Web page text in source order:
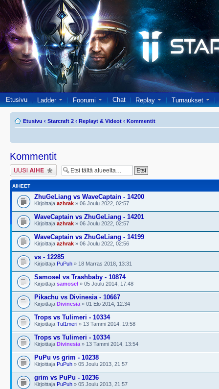
Etusivu Ladder Foorumi Chat Replay Turnaukset
Etusivu ‹ Starcraft 2 ‹ Replayt & Videot ‹ Kommentit
Kommentit
Lähetä uusi viesti
AIHEET
ZhuGeLiang vs WaveCaptain - 14200
Kirjoittaja azhrak » 06 Joulu 2022, 02:57
WaveCaptain vs ZhuGeLiang - 14201
Kirjoittaja azhrak » 06 Joulu 2022, 02:57
WaveCaptain vs ZhuGeLiang - 14199
Kirjoittaja azhrak » 06 Joulu 2022, 02:56
vs - 12285
Kirjoittaja PuPuh » 18 Marras 2018, 13:31
Samosel vs Trashbaby - 10874
Kirjoittaja samosel » 05 Joulu 2014, 17:48
Pikachu vs Divinesia - 10667
Kirjoittaja Divinesia » 01 Elo 2014, 12:34
Trops vs Tulimeri - 10334
Kirjoittaja Tul1meri » 13 Tammi 2014, 19:58
Trops vs Tulimeri - 10334
Kirjoittaja Divinesia » 13 Tammi 2014, 13:54
PuPu vs grim - 10238
Kirjoittaja PuPuh » 05 Joulu 2013, 21:57
grim vs PuPu - 10236
Kirjoittaja PuPuh » 05 Joulu 2013, 21:57